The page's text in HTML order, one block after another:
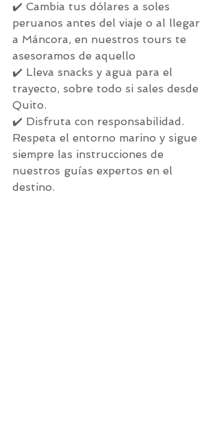
✔️ Cambia tus dólares a soles
peruanos antes del viaje o al llegar
a Máncora, en nuestros tours te
asesoramos de aquello
✔️ Lleva snacks y agua para el
trayecto, sobre todo si sales desde
Quito.
✔️ Disfruta con responsabilidad.
Respeta el entorno marino y sigue
siempre las instrucciones de
nuestros guías expertos en el
destino.